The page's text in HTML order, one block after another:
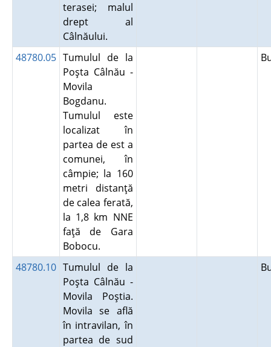
terasei; malul
drept al
Câlnăului.
48780.05 Tumulul de la
Poşta Câlnău -
Movila
Bogdanu.
Tumulul este
localizat în
partea de est a
comunei, în
câmpie; la 160
metri distanţă
de calea ferată,
la 1,8 km NNE
faţă de Gara
Bobocu.
48780.10 Tumulul de la
Poşta Câlnău -
Movila Poştia.
Movila se află
în intravilan, în
partea de sud